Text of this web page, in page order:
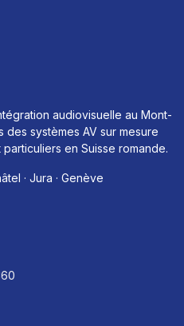
audiovisuelle au Mont-
des systèmes AV sur mesure
en Suisse romande.
· Jura · Genève